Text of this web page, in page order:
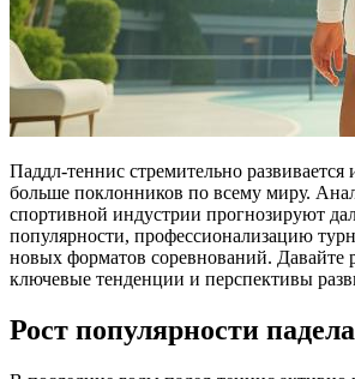
Паддл-теннис стремительно развивается
больше поклонников по всему миру.
спортивной индустрии прогнозируют
популярности, профессионализацию
новых форматов соревнований. Давайте
ключевые тенденции и перспективы
Рост популярности